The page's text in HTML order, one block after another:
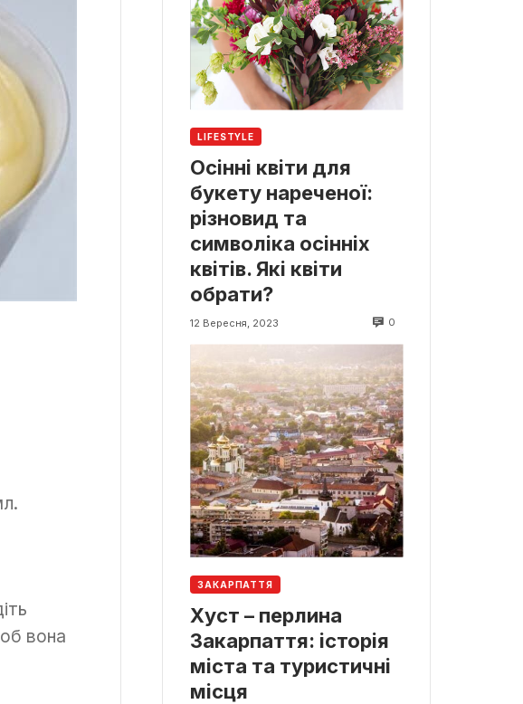
вона
LIFESTYLE
Осінні квіти для
букету нареченої:
різновид та
символіка осінніх
квітів. Які квіти
обрати?
12 Вересня, 2023 0
ЗАКАРПАТТЯ
Хуст – перлина
Закарпаття: історія
міста та туристичні
місця